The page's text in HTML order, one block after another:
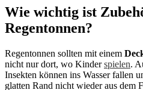
Wie wichtig ist
Regentonnen?
Regentonnen sollten mit einem
nicht nur dort, wo Kinderspielen.
Insekten können ins Wasser fallen
glatten Rand nicht wieder aus dem